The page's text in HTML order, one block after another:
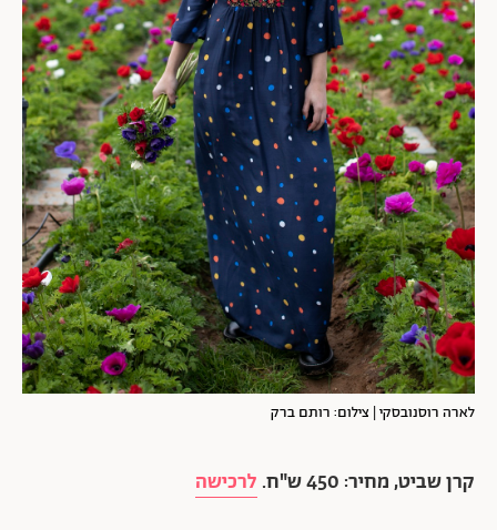
לארה רוסנובסקי | צילום: רותם ברק
קרן שביט, מחיר: 450 ש"ח. לרכישה